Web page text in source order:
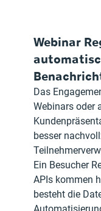
Webinar
Das
Webinars oder
besser
Ein Besucher
APIs kommen
besteht die